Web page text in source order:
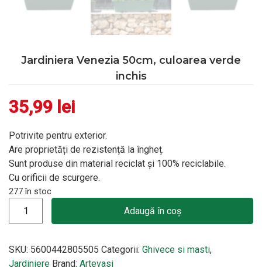
Jardiniera Venezia 50cm, culoarea verde
inchis
35,99 lei
Potrivite pentru exterior.
Are proprietăți de rezistență la îngheț.
Sunt produse din material reciclat și 100% reciclabile.
Cu orificii de scurgere.
277 în stoc
Adaugă în coș
SKU: 5600442805505 Categorii: Ghivece si masti,
Jardiniere Brand: Artevasi